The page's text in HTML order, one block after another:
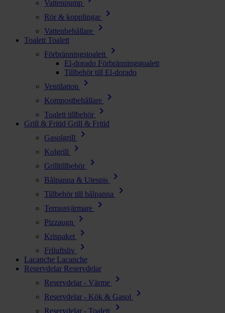
Vattenpump
Rör & kopplingar chevron_right
Vattenbehållare chevron_right
Toalett Toalett
Förbränningstoalett
chevron_right
El-dorado Förbränningstoalett
Tillbehör till El-dorado
Ventilation
chevron_right
Kompostbehållare chevron_right
Toalett tillbehör chevron_right
Grill & Fritid Grill & Fritid
Gasolgrill
chevron_right
Kolgrill chevron_right
Grilltillbehör chevron_right
Bålpanna & Utespis chevron_right
Tillbehör till bålpanna chevron_right
Terrassvärmare chevron_right
Pizzaugn chevron_right
Krispaket chevron_right
Friluftsliv chevron_right
Lacanche Lacanche
Reservdelar Reservdelar
Reservdelar - Värme
chevron_right
Reservdelar - Kök & Gasol chevron_right
Reservdelar - Toalett chevron_right